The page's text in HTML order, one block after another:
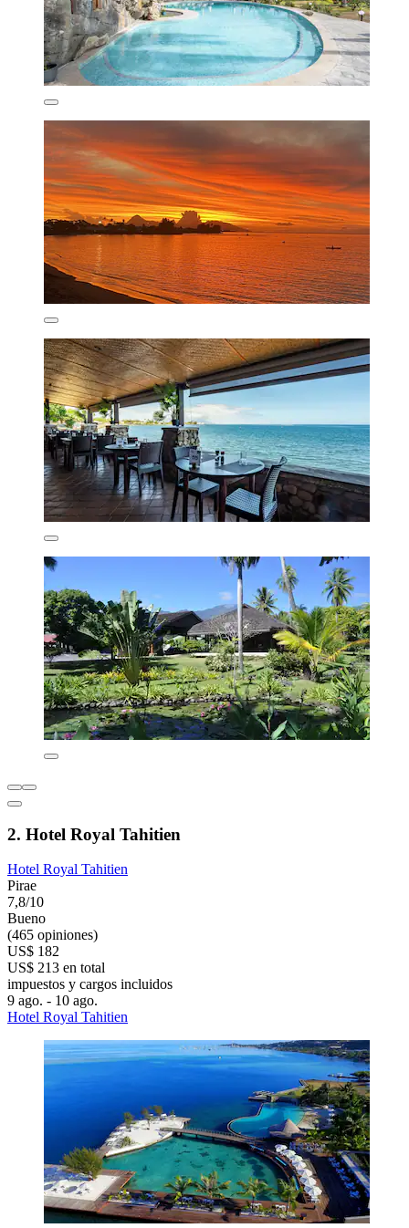
2. Hotel Royal Tahitien
Hotel Royal Tahitien
Pirae
7,8/10
Bueno
(465 opiniones)
US$ 182
US$ 213 en total
impuestos y cargos incluidos
9 ago. - 10 ago.
Hotel Royal Tahitien